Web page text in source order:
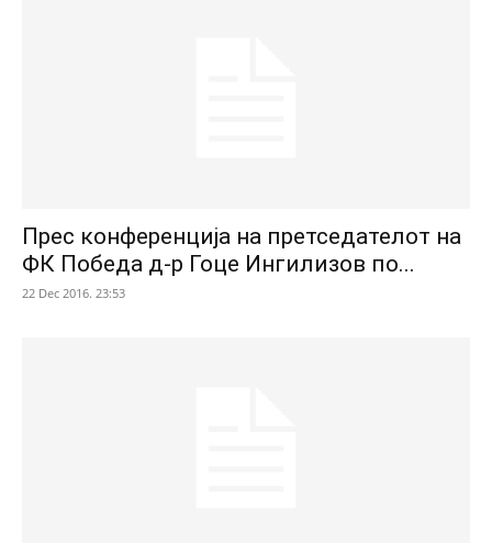
Прес конференција на претседателот на
ФК Победа д-р Гоце Ингилизов по...
22 Dec 2016. 23:53